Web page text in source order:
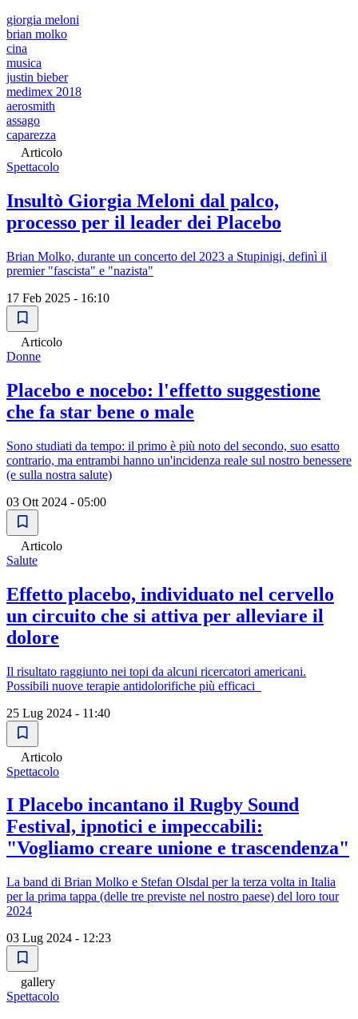
giorgia meloni
brian molko
cina
musica
justin bieber
medimex 2018
aerosmith
assago
caparezza
Articolo
Spettacolo
Insultò Giorgia Meloni dal palco,
processo per il leader dei Placebo
Brian Molko, durante un concerto del 2023 a Stupinigi, definì il
premier "fascista" e "nazista"
17 Feb 2025 - 16:10
Articolo
Donne
Placebo e nocebo: l'effetto suggestione
che fa star bene o male
Sono studiati da tempo: il primo è più noto del secondo, suo esatto
contrario, ma entrambi hanno un'incidenza reale sul nostro benessere
(e sulla nostra salute)
03 Ott 2024 - 05:00
Articolo
Salute
Effetto placebo, individuato nel cervello
un circuito che si attiva per alleviare il
dolore
Il risultato raggiunto nei topi da alcuni ricercatori americani.
Possibili nuove terapie antidolorifiche più efficaci
25 Lug 2024 - 11:40
Articolo
Spettacolo
I Placebo incantano il Rugby Sound
Festival, ipnotici e impeccabili:
"Vogliamo creare unione e trascendenza"
La band di Brian Molko e Stefan Olsdal per la terza volta in Italia
per la prima tappa (delle tre previste nel nostro paese) del loro tour
2024
03 Lug 2024 - 12:23
gallery
Spettacolo